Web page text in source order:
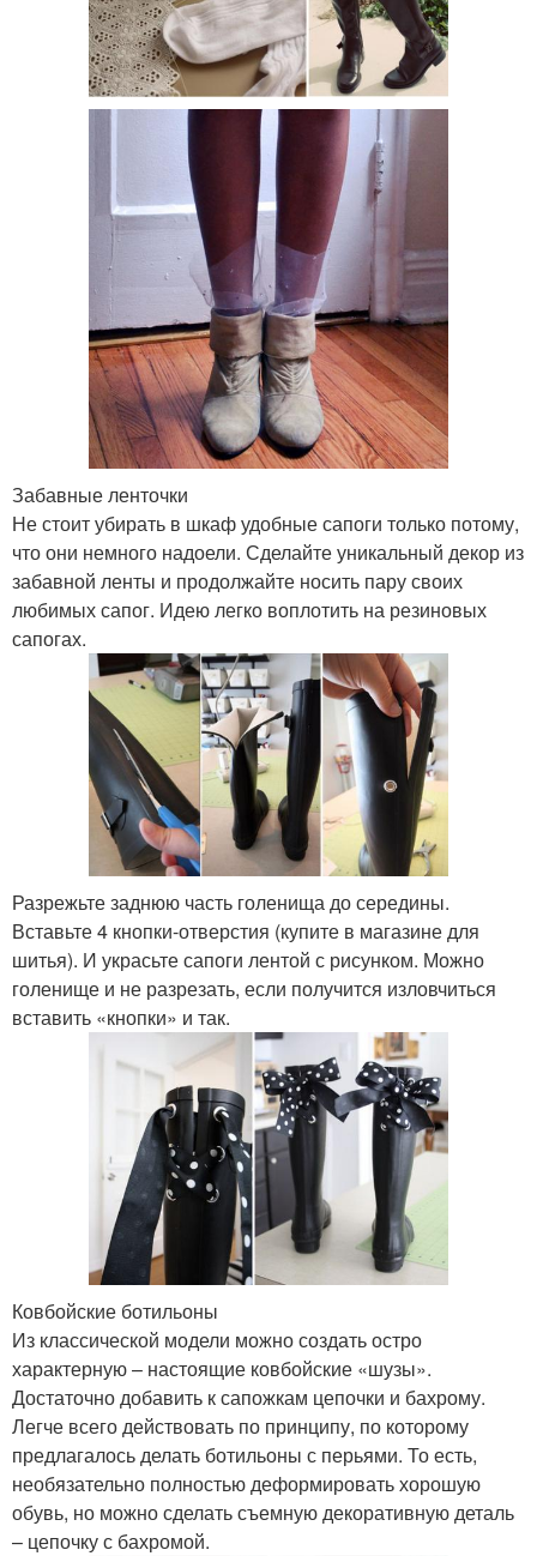
Забавные ленточки
Не стоит убирать в шкаф удобные сапоги только потому,
что они немного надоели. Сделайте уникальный декор из
забавной ленты и продолжайте носить пару своих
любимых сапог. Идею легко воплотить на резиновых
сапогах.
Разрежьте заднюю часть голенища до середины.
Вставьте 4 кнопки-отверстия (купите в магазине для
шитья). И украсьте сапоги лентой с рисунком. Можно
голенище и не разрезать, если получится изловчиться
вставить «кнопки» и так.
Ковбойские ботильоны
Из классической модели можно создать остро
характерную – настоящие ковбойские «шузы».
Достаточно добавить к сапожкам цепочки и бахрому.
Легче всего действовать по принципу, по которому
предлагалось делать ботильоны с перьями. То есть,
необязательно полностью деформировать хорошую
обувь, но можно сделать съемную декоративную деталь
– цепочку с бахромой.